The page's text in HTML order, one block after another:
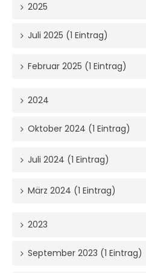
2025
Juli 2025 (1 Eintrag)
Februar 2025 (1 Eintrag)
2024
Oktober 2024 (1 Eintrag)
Juli 2024 (1 Eintrag)
März 2024 (1 Eintrag)
2023
September 2023 (1 Eintrag)